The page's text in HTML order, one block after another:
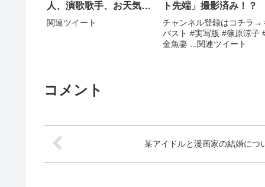
人、演歌歌手、お天気キ
ャスターにも逸材が！
関連ツイート
ト先端」撮影済み！？
チャンネル登録はコチラ→
バスト #実写版 #篠原涼子
金魚妻 ...関連ツイート
コメント
某アイドルと漫画家の結婚につ